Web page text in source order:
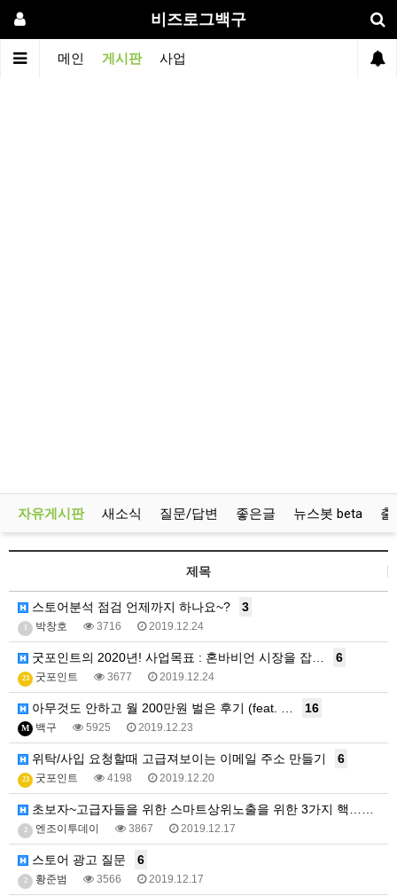
비즈로그백구
메인 게시판 사업
자유게시판 새소식 질문/답변 좋은글 뉴스봇 beta 출
제목
스토어분석 점검 언제까지 하나요~? 3
박창호 3716 2019.12.24
굿포인트의 2020년! 사업목표 : 혼바비언 시장을 잡… 6
23 굿포인트 3677 2019.12.24
아무것도 안하고 월 200만원 벌은 후기 (feat. … 16
M 백구 5925 2019.12.23
위탁/사입 요청할때 고급져보이는 이메일 주소 만들기 6
23 굿포인트 4198 2019.12.20
초보자~고급자들을 위한 스마트상위노출을 위한 3가지 핵…
2 엔조이투데이 3867 2019.12.17
스토어 광고 질문 6
2 황준범 3566 2019.12.17